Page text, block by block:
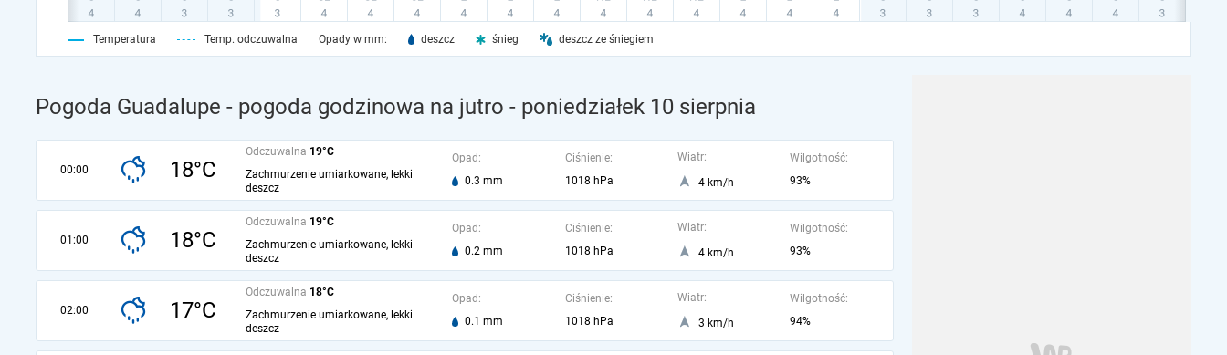
Temperatura Temp. odczuwalna Opady w mm: deszcz śnieg deszcz ze śniegiem
Pogoda Guadalupe - pogoda godzinowa na jutro - poniedziałek 10 sierpnia
00:00 18°C
Odczuwalna 19°C
Zachmurzenie umiarkowane, lekki
deszcz
Opad:
0.3 mm
Ciśnienie:
1018 hPa
Wiatr:
4 km/h
Wilgotność:
93%
01:00 18°C
Odczuwalna 19°C
Zachmurzenie umiarkowane, lekki
deszcz
Opad:
0.2 mm
Ciśnienie:
1018 hPa
Wiatr:
4 km/h
Wilgotność:
93%
02:00 17°C
Odczuwalna 18°C
Zachmurzenie umiarkowane, lekki
deszcz
Opad:
0.1 mm
Ciśnienie:
1018 hPa
Wiatr:
3 km/h
Wilgotność:
94%